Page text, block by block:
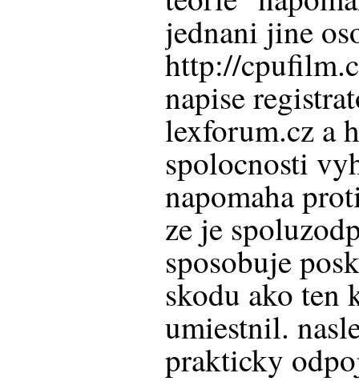
jednani jine
http://
napise
lexforum.cz a
spolocnosti
napomaha
ze je
sposobuje
skodu ako ten
umiestnil.
prakticky